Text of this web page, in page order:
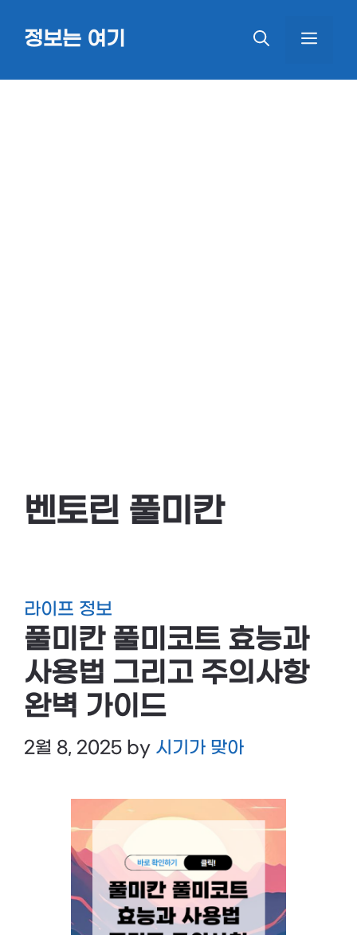
정보는 여기
벤토린 풀미칸
라이프 정보
풀미칸 풀미코트 효능과
사용법 그리고 주의사항
완벽 가이드
2월 8, 2025 by 시기가 맞아